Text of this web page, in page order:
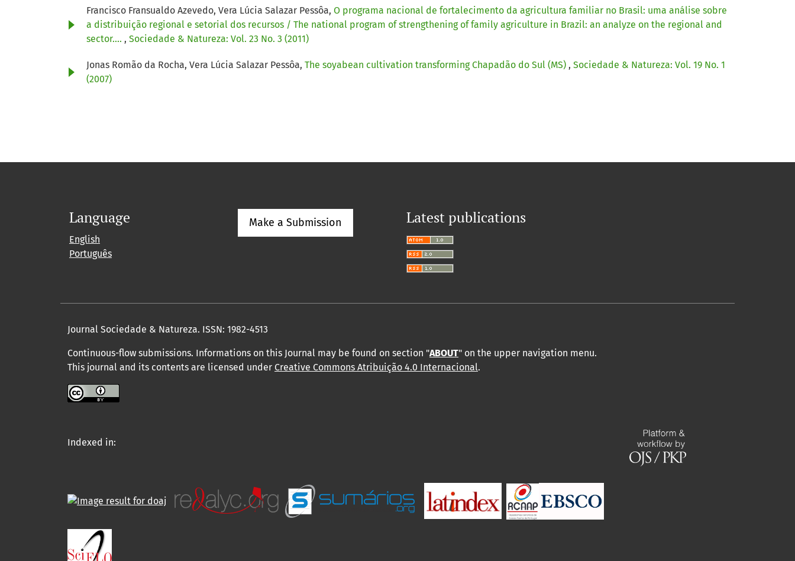
Francisco Fransualdo Azevedo, Vera Lúcia Salazar Pessôa, O programa nacional de fortalecimento da agricultura familiar no Brasil: uma análise sobre
a distribuição regional e setorial dos recursos / The national program of strengthening of family agriculture in Brazil: an analyze on the regional and
sector.... , Sociedade & Natureza: Vol. 23 No. 3 (2011)
Jonas Romão da Rocha, Vera Lúcia Salazar Pessôa, The soyabean cultivation transforming Chapadão do Sul (MS) , Sociedade & Natureza: Vol. 19 No. 1
(2007)
Language
English
Português
Make a Submission Latest publications
Journal Sociedade & Natureza. ISSN: 1982-4513
Continuous-flow submissions. Informations on this Journal may be found on section "ABOUT" on the upper navigation menu.
This journal and its contents are licensed under Creative Commons Atribuição 4.0 Internacional.
Indexed in: